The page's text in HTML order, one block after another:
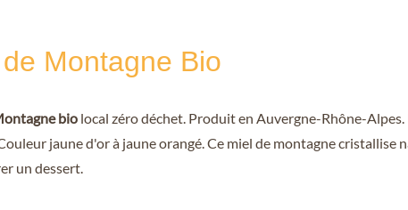
Montagne Bio
biolocal zéro déchet. Produit en Auvergne-Rhône-
jaune d'or à jaune orangé. Ce miel de montagne
un dessert.